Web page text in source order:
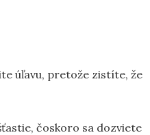
úľavu, pretože zistíte, že
čoskoro sa dozviete